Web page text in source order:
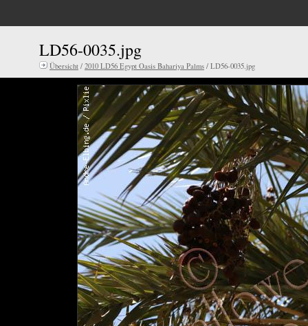
LD56-0035.jpg
Übersicht / 2010 LD56 Egypt Oasis Bahariya Palms / LD56-0035.jpg